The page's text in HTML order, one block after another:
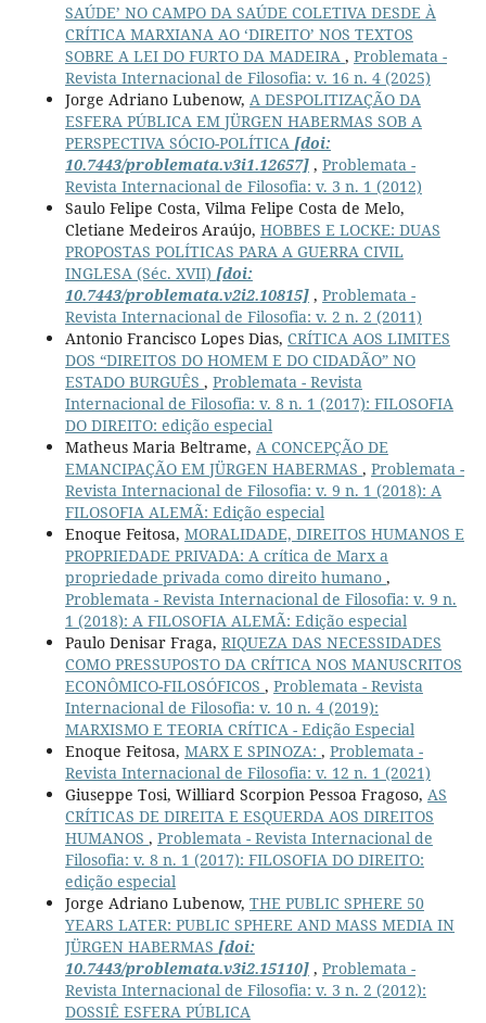
SAÚDE’ NO CAMPO DA SAÚDE COLETIVA DESDE À
CRÍTICA MARXIANA AO ‘DIREITO’ NOS TEXTOS
SOBRE A LEI DO FURTO DA MADEIRA , Problemata -
Revista Internacional de Filosofia: v. 16 n. 4 (2025)
Jorge Adriano Lubenow, A DESPOLITIZAÇÃO DA
ESFERA PÚBLICA EM JÜRGEN HABERMAS SOB A
PERSPECTIVA SÓCIO-POLÍTICA [doi:
10.7443/problemata.v3i1.12657], Problemata -
Revista Internacional de Filosofia: v. 3 n. 1 (2012)
Saulo Felipe Costa, Vilma Felipe Costa de Melo,
Cletiane Medeiros Araújo, HOBBES E LOCKE: DUAS
PROPOSTAS POLÍTICAS PARA A GUERRA CIVIL
INGLESA (Séc. XVII) [doi:
10.7443/problemata.v2i2.10815], Problemata -
Revista Internacional de Filosofia: v. 2 n. 2 (2011)
Antonio Francisco Lopes Dias, CRÍTICA AOS LIMITES
DOS “DIREITOS DO HOMEM E DO CIDADÃO” NO
ESTADO BURGUÊS , Problemata - Revista
Internacional de Filosofia: v. 8 n. 1 (2017): FILOSOFIA
DO DIREITO: edição especial
Matheus Maria Beltrame, A CONCEPÇÃO DE
EMANCIPAÇÃO EM JÜRGEN HABERMAS , Problemata -
Revista Internacional de Filosofia: v. 9 n. 1 (2018): A
FILOSOFIA ALEMÃ: Edição especial
Enoque Feitosa, MORALIDADE, DIREITOS HUMANOS E
PROPRIEDADE PRIVADA: A crítica de Marx a
propriedade privada como direito humano ,
Problemata - Revista Internacional de Filosofia: v. 9 n.
1 (2018): A FILOSOFIA ALEMÃ: Edição especial
Paulo Denisar Fraga, RIQUEZA DAS NECESSIDADES
COMO PRESSUPOSTO DA CRÍTICA NOS MANUSCRITOS
ECONÔMICO-FILOSÓFICOS , Problemata - Revista
Internacional de Filosofia: v. 10 n. 4 (2019):
MARXISMO E TEORIA CRÍTICA - Edição Especial
Enoque Feitosa, MARX E SPINOZA: , Problemata -
Revista Internacional de Filosofia: v. 12 n. 1 (2021)
Giuseppe Tosi, Williard Scorpion Pessoa Fragoso, AS
CRÍTICAS DE DIREITA E ESQUERDA AOS DIREITOS
HUMANOS , Problemata - Revista Internacional de
Filosofia: v. 8 n. 1 (2017): FILOSOFIA DO DIREITO:
edição especial
Jorge Adriano Lubenow, THE PUBLIC SPHERE 50
YEARS LATER: PUBLIC SPHERE AND MASS MEDIA IN
JÜRGEN HABERMAS [doi:
10.7443/problemata.v3i2.15110], Problemata -
Revista Internacional de Filosofia: v. 3 n. 2 (2012):
DOSSIÊ ESFERA PÚBLICA